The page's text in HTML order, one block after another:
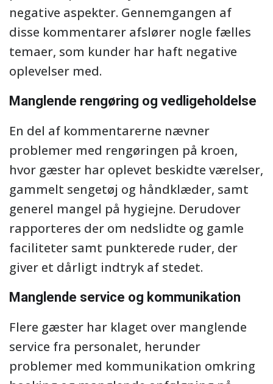
negative aspekter. Gennemgangen af
disse kommentarer afslører nogle fælles
temaer, som kunder har haft negative
oplevelser med.
Manglende rengøring og vedligeholdelse
En del af kommentarerne nævner
problemer med rengøringen på kroen,
hvor gæster har oplevet beskidte værelser,
gammelt sengetøj og håndklæder, samt
generel mangel på hygiejne. Derudover
rapporteres der om nedslidte og gamle
faciliteter samt punkterede ruder, der
giver et dårligt indtryk af stedet.
Manglende service og kommunikation
Flere gæster har klaget over manglende
service fra personalet, herunder
problemer med kommunikation omkring